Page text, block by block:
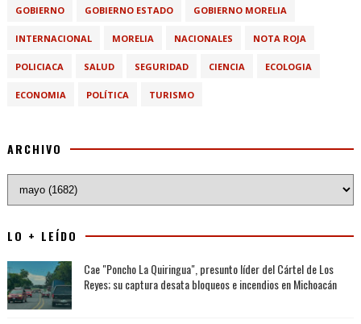
GOBIERNO GOBIERNO ESTADO GOBIERNO MORELIA
INTERNACIONAL MORELIA NACIONALES NOTA ROJA
POLICIACA SALUD SEGURIDAD CIENCIA ECOLOGIA
ECONOMIA POLÍTICA TURISMO
ARCHIVO
LO + LEÍDO
Cae "Poncho La Quiringua", presunto líder del Cártel de Los
Reyes; su captura desata bloqueos e incendios en Michoacán